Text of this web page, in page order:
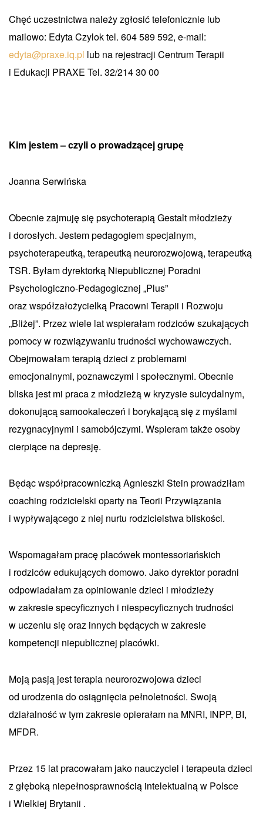
Chęć uczestnictwa należy zgłosić telefonicznie lub
mailowo: Edyta Czylok tel. 604 589 592, e-mail:
edyta@praxe.iq.pl lub na rejestracji Centrum Terapii
i Edukacji PRAXE Tel. 32/214 30 00
Kim jestem – czyli o prowadzącej grupę
Joanna Serwińska
Obecnie zajmuję się psychoterapią Gestalt młodzieży
i dorosłych. Jestem pedagogiem specjalnym,
psychoterapeutką, terapeutką neurorozwojową, terapeutką
TSR. Byłam dyrektorką Niepublicznej Poradni
Psychologiczno-Pedagogicznej „Plus”
oraz współzałożycielką Pracowni Terapii i Rozwoju
„Bliżej”. Przez wiele lat wspierałam rodziców szukających
pomocy w rozwiązywaniu trudności wychowawczych.
Obejmowałam terapią dzieci z problemami
emocjonalnymi, poznawczymi i społecznymi. Obecnie
bliska jest mi praca z młodzieżą w kryzysie suicydalnym,
dokonującą samookaleczeń i borykającą się z myślami
rezygnacyjnymi i samobójczymi. Wspieram także osoby
cierpiące na depresję.
Będąc współpracowniczką Agnieszki Stein prowadziłam
coaching rodzicielski oparty na Teorii Przywiązania
i wypływającego z niej nurtu rodzicielstwa bliskości.
Wspomagałam pracę placówek montessoriańskich
i rodziców edukujących domowo. Jako dyrektor poradni
odpowiadałam za opiniowanie dzieci i młodzieży
w zakresie specyficznych i niespecyficznych trudności
w uczeniu się oraz innych będących w zakresie
kompetencji niepublicznej placówki.
Moją pasją jest terapia neurorozwojowa dzieci
od urodzenia do osiągnięcia pełnoletności. Swoją
działalność w tym zakresie opierałam na MNRI, INPP, BI,
MFDR.
Przez 15 lat pracowałam jako nauczyciel i terapeuta dzieci
z głęboką niepełnosprawnością intelektualną w Polsce
i Wielkiej Brytanii .